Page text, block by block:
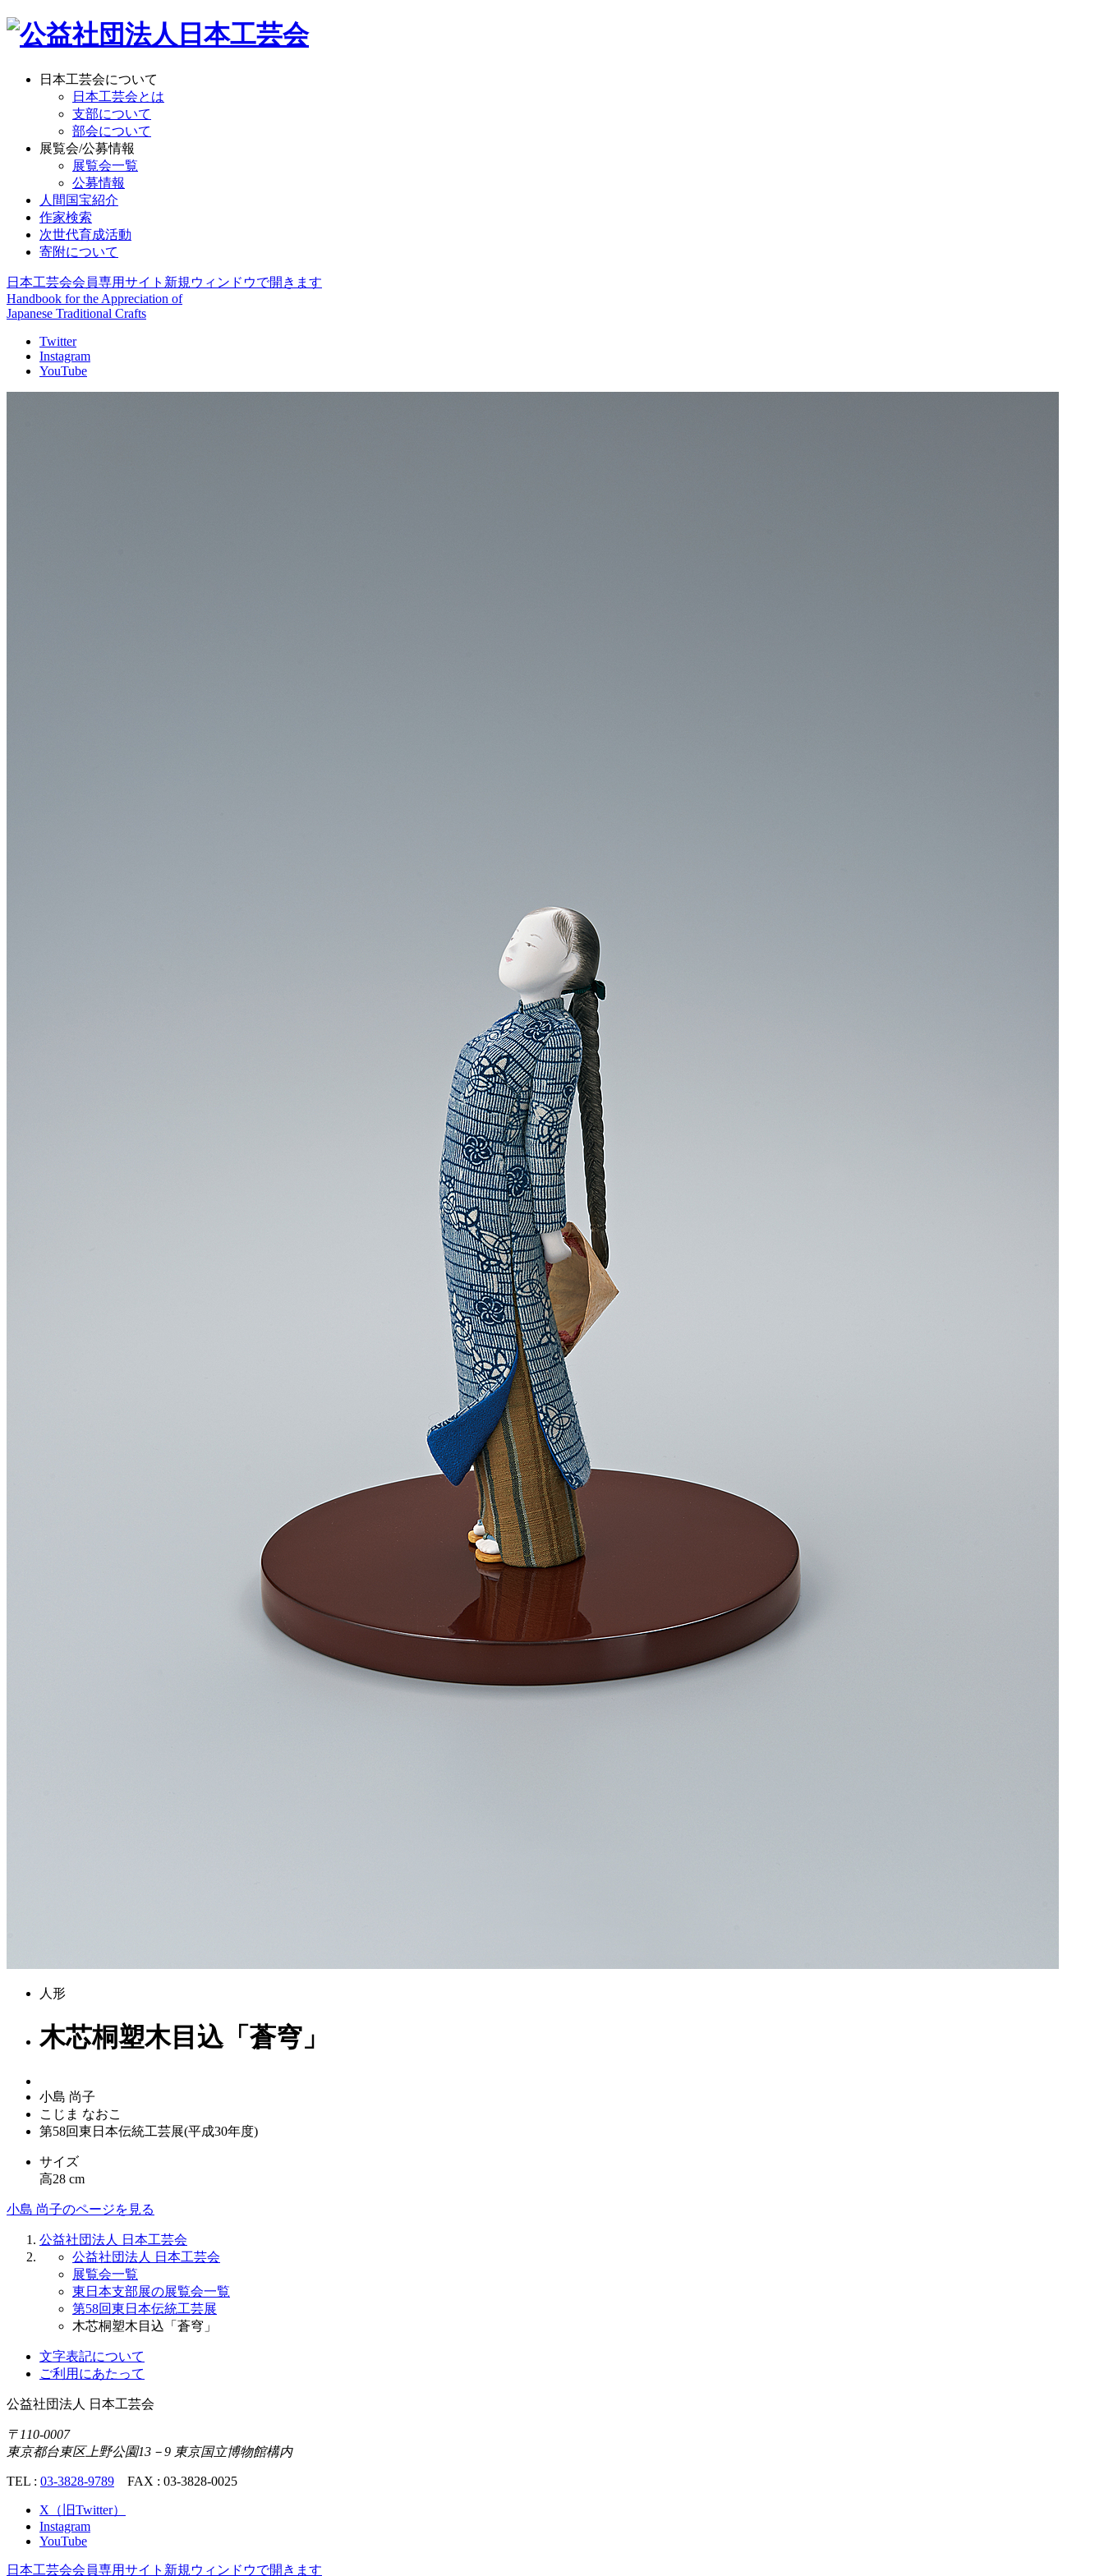
日本工芸会について
日本工芸会とは
支部について
部会について
展覧会/公募情報
展覧会一覧
公募情報
人間国宝紹介
作家検索
次世代育成活動
寄附について
日本工芸会会員専用サイト 新規ウィンドウで開きます
Handbook for the Appreciation of
Japanese Traditional Crafts
Twitter
Instagram
YouTube
人形
木芯桐塑木目込「蒼穹」
小島 尚子
こじま なおこ
第58回東日本伝統工芸展(平成30年度)
サイズ
高28 cm
小島 尚子のページを見る
公益社団法人 日本工芸会
公益社団法人 日本工芸会
展覧会一覧
東日本支部展の展覧会一覧
第58回東日本伝統工芸展
木芯桐塑木目込「蒼穹」
文字表記について
ご利用にあたって
公益社団法人 日本工芸会
〒110-0007
東京都台東区上野公園13－9 東京国立博物館構内
TEL : 03-3828-9789 FAX : 03-3828-0025
X（旧Twitter）
Instagram
YouTube
日本工芸会会員専用サイト 新規ウィンドウで開きます